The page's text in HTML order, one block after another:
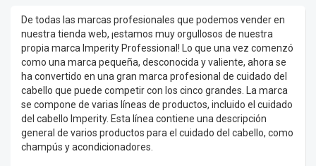
De todas las marcas profesionales que podemos vender en
nuestra tienda web, ¡estamos muy orgullosos de nuestra
propia marca Imperity Professional! Lo que una vez comenzó
como una marca pequeña, desconocida y valiente, ahora se
ha convertido en una gran marca profesional de cuidado del
cabello que puede competir con los cinco grandes. La marca
se compone de varias líneas de productos, incluido el cuidado
del cabello Imperity. Esta línea contiene una descripción
general de varios productos para el cuidado del cabello, como
champús y acondicionadores.